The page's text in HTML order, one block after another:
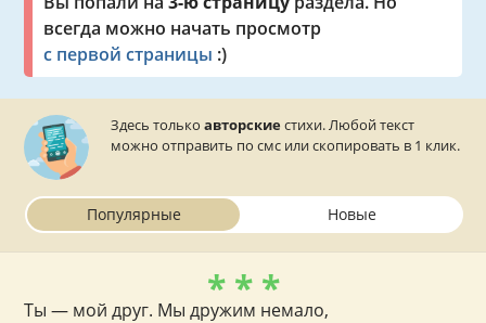
всегда можно начать просмотр
с первой страницы :)
Здесь толькоавторские стихи. Любой текст
можно отправить по смс или скопировать в 1 клик.
Популярные Новые
* * *
Ты — мой друг. Мы дружим немало,